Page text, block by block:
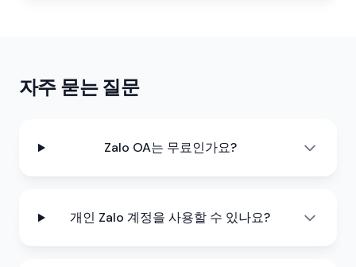
자주 묻는 질문
Zalo OA는 무료인가요?
개인 Zalo 계정을 사용할 수 있나요?